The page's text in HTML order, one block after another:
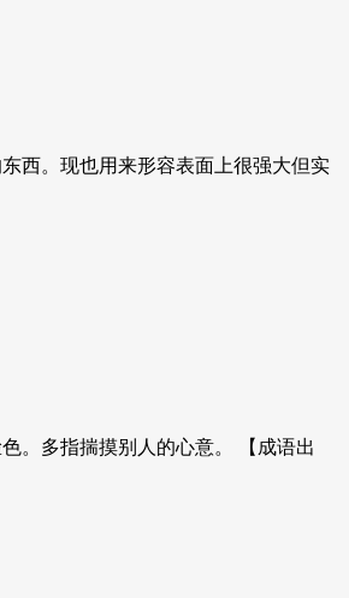
西。现也用来形容表面上很强大但实
。多指揣摸别人的心意。 【成语出